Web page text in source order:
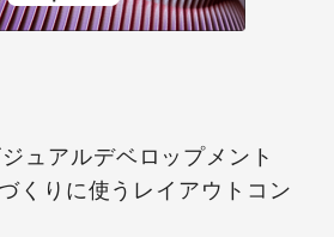
ュアルデベロップメント
くりに使うレイアウトコン